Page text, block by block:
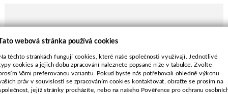
POPIS ZBOŽÍ
Rozměr - M8
Délka - 38,0 mm
webová stránka používá cookies
těchto stránkách fungují cookies, které naše společnosti využívají. Jednotlivé
cookies a jejich dobu zpracování naleznete popsané níže v tabulce. Zvolte
Vámi preferovanou variantu. Pokud byste nás potřebovali ohledně výkonu
práv v souvislosti se zpracováním cookies kontaktovat, obraťte se prosím na
jejíž stránky procházíte, nebo na našeho Pověřence pro ochranu